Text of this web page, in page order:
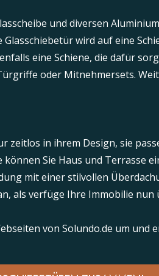
und diversen
wird auf eine
eine Schiene, die dafür
oder Mitnehmersets.
zeitlos in ihrem Design, sie
Sie Haus und Terrasse
mit einer stilvollen
als verfüge Ihre Immobilie nun
von Solundo.de um